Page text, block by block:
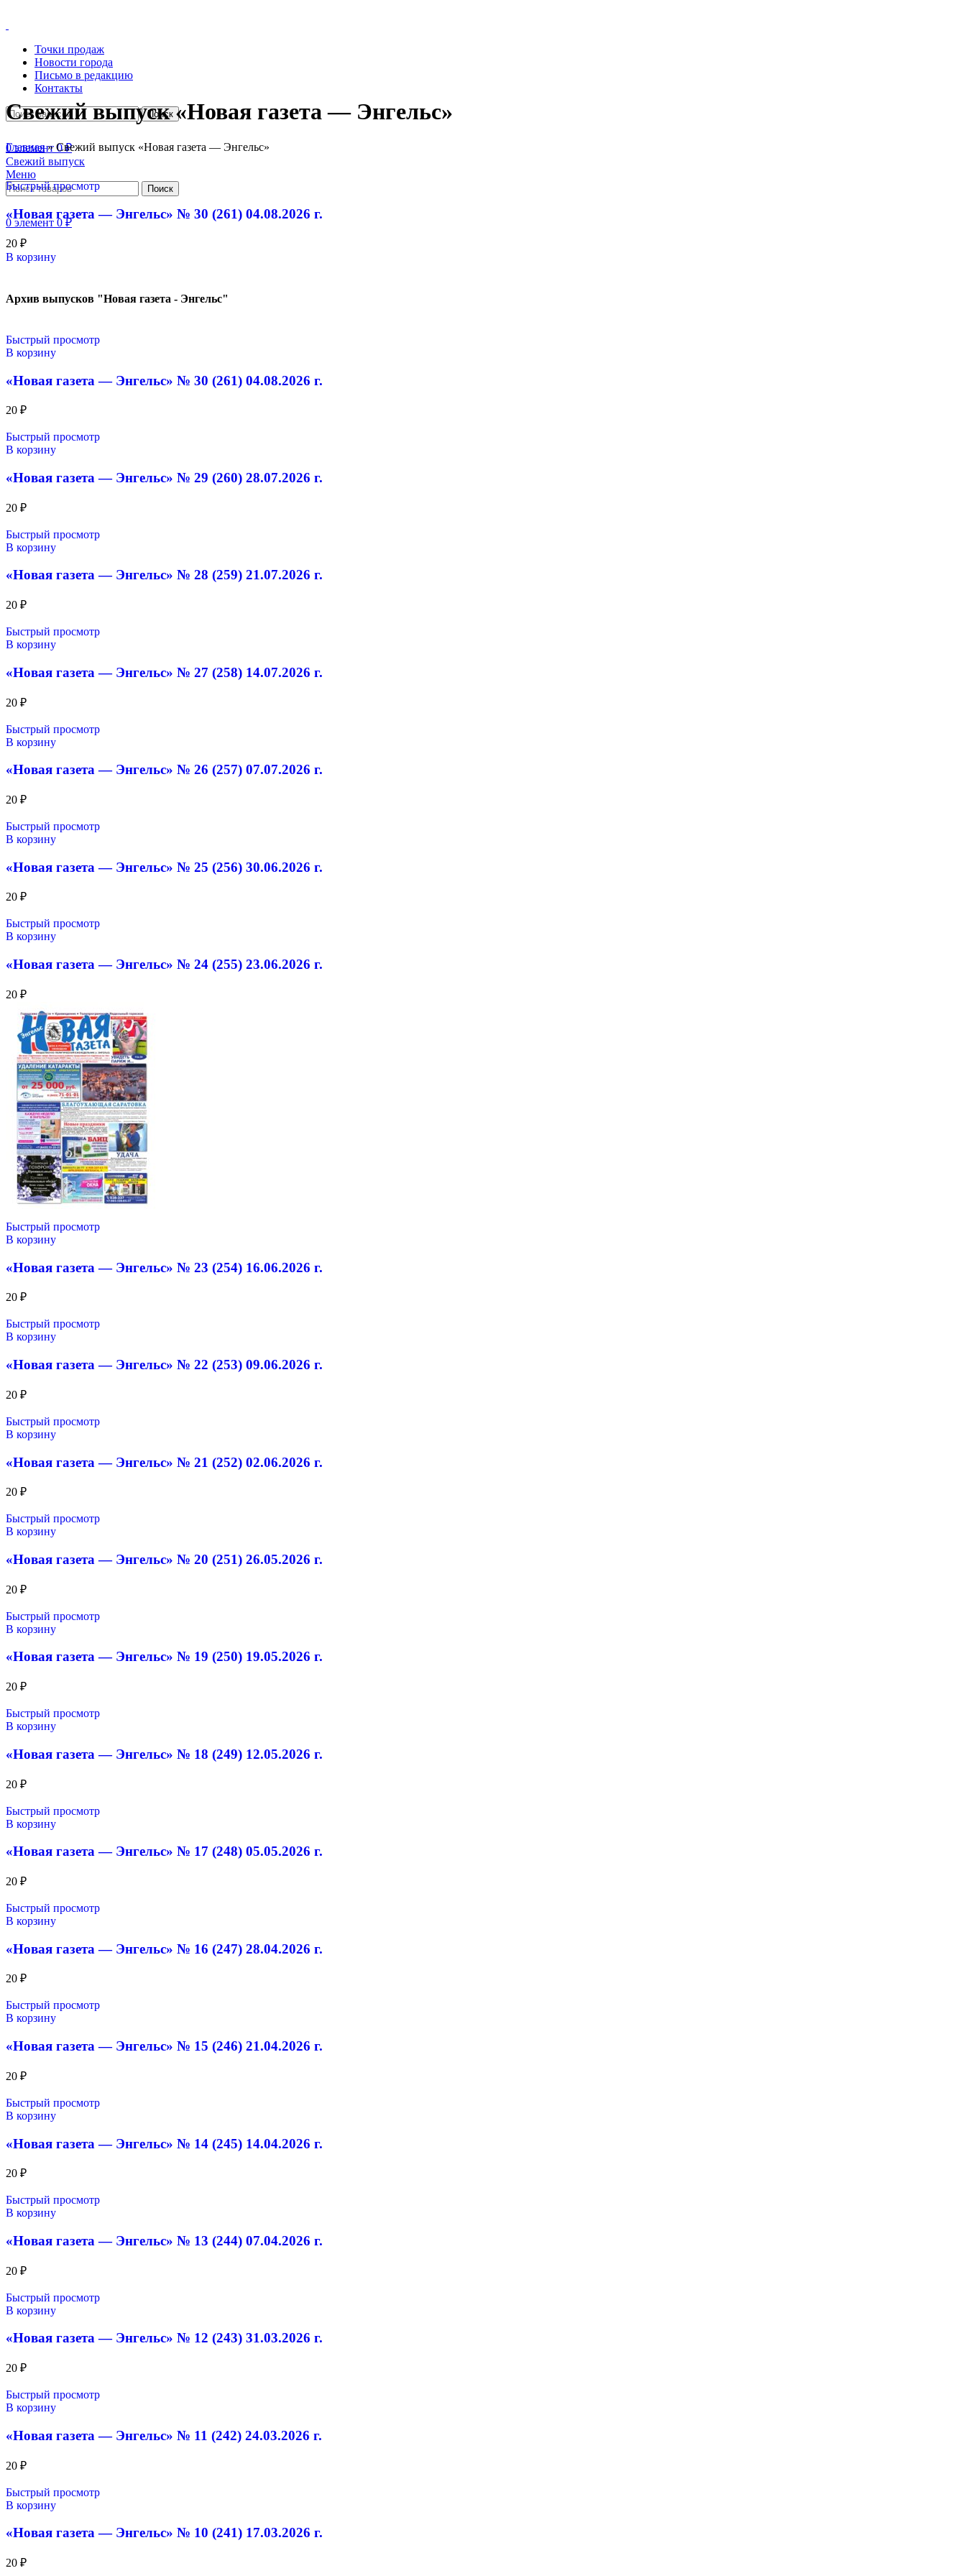
Точки продаж
Новости города
Письмо в редакцию
Контакты
Поиск
0элемент 0₽
Свежий выпуск
Меню
Поиск
0элемент 0₽
Свежий выпуск «Новая газета — Энгельс»
Главная»Свежий выпуск «Новая газета — Энгельс»
Быстрый просмотр
«Новая газета — Энгельс» № 30 (261) 04.08.2026 г.
20 ₽
В корзину
Архив выпусков "Новая газета - Энгельс"
Быстрый просмотр
В корзину
«Новая газета — Энгельс» № 30 (261) 04.08.2026 г.
20 ₽
Быстрый просмотр
В корзину
«Новая газета — Энгельс» № 29 (260) 28.07.2026 г.
20 ₽
Быстрый просмотр
В корзину
«Новая газета — Энгельс» № 28 (259) 21.07.2026 г.
20 ₽
Быстрый просмотр
В корзину
«Новая газета — Энгельс» № 27 (258) 14.07.2026 г.
20 ₽
Быстрый просмотр
В корзину
«Новая газета — Энгельс» № 26 (257) 07.07.2026 г.
20 ₽
Быстрый просмотр
В корзину
«Новая газета — Энгельс» № 25 (256) 30.06.2026 г.
20 ₽
Быстрый просмотр
В корзину
«Новая газета — Энгельс» № 24 (255) 23.06.2026 г.
20 ₽
Быстрый просмотр
В корзину
«Новая газета — Энгельс» № 23 (254) 16.06.2026 г.
20 ₽
Быстрый просмотр
В корзину
«Новая газета — Энгельс» № 22 (253) 09.06.2026 г.
20 ₽
Быстрый просмотр
В корзину
«Новая газета — Энгельс» № 21 (252) 02.06.2026 г.
20 ₽
Быстрый просмотр
В корзину
«Новая газета — Энгельс» № 20 (251) 26.05.2026 г.
20 ₽
Быстрый просмотр
В корзину
«Новая газета — Энгельс» № 19 (250) 19.05.2026 г.
20 ₽
Быстрый просмотр
В корзину
«Новая газета — Энгельс» № 18 (249) 12.05.2026 г.
20 ₽
Быстрый просмотр
В корзину
«Новая газета — Энгельс» № 17 (248) 05.05.2026 г.
20 ₽
Быстрый просмотр
В корзину
«Новая газета — Энгельс» № 16 (247) 28.04.2026 г.
20 ₽
Быстрый просмотр
В корзину
«Новая газета — Энгельс» № 15 (246) 21.04.2026 г.
20 ₽
Быстрый просмотр
В корзину
«Новая газета — Энгельс» № 14 (245) 14.04.2026 г.
20 ₽
Быстрый просмотр
В корзину
«Новая газета — Энгельс» № 13 (244) 07.04.2026 г.
20 ₽
Быстрый просмотр
В корзину
«Новая газета — Энгельс» № 12 (243) 31.03.2026 г.
20 ₽
Быстрый просмотр
В корзину
«Новая газета — Энгельс» № 11 (242) 24.03.2026 г.
20 ₽
Быстрый просмотр
В корзину
«Новая газета — Энгельс» № 10 (241) 17.03.2026 г.
20 ₽